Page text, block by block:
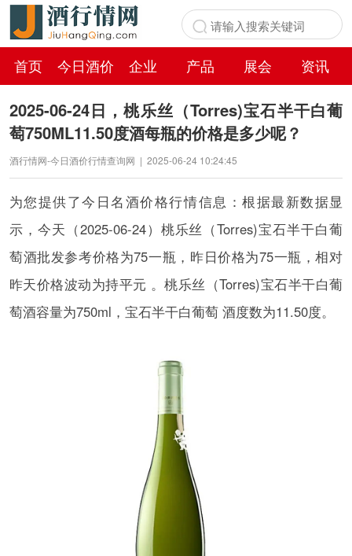
首页 今日酒价 企业 产品 展会
资讯
百科
2025-06-24日，桃乐丝（Torres)宝石半干白葡
萄750ML11.50度酒每瓶的价格是多少呢？
酒行情网-今日酒价行情查询网 | 2025-06-24 10:24:45
为您提供了今日名酒价格行情信息：根据最新数据显
示，今天（2025-06-24）桃乐丝（Torres)宝石半干白葡
萄酒批发参考价格为75一瓶，昨日价格为75一瓶，相对
昨天价格波动为持平元 。桃乐丝（Torres)宝石半干白葡
萄酒容量为750ml，宝石半干白葡萄 酒度数为11.50度。